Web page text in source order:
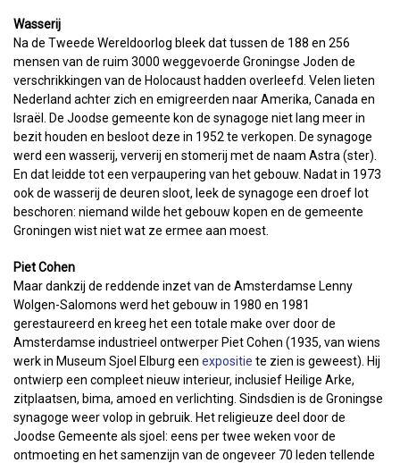
Wasserij
Na de Tweede Wereldoorlog bleek dat tussen de 188 en 256
mensen van de ruim 3000 weggevoerde Groningse Joden de
verschrikkingen van de Holocaust hadden overleefd. Velen lieten
Nederland achter zich en emigreerden naar Amerika, Canada en
Israël. De Joodse gemeente kon de synagoge niet lang meer in
bezit houden en besloot deze in 1952 te verkopen. De synagoge
werd een wasserij, ververij en stomerij met de naam Astra (ster).
En dat leidde tot een verpaupering van het gebouw. Nadat in 1973
ook de wasserij de deuren sloot, leek de synagoge een droef lot
beschoren: niemand wilde het gebouw kopen en de gemeente
Groningen wist niet wat ze ermee aan moest.
Piet Cohen
Maar dankzij de reddende inzet van de Amsterdamse Lenny
Wolgen-Salomons werd het gebouw in 1980 en 1981
gerestaureerd en kreeg het een totale make over door de
Amsterdamse industrieel ontwerper Piet Cohen (1935, van wiens
werk in Museum Sjoel Elburg een expositie te zien is geweest). Hij
ontwierp een compleet nieuw interieur, inclusief Heilige Arke,
zitplaatsen, bima, amoed en verlichting. Sindsdien is de Groningse
synagoge weer volop in gebruik. Het religieuze deel door de
Joodse Gemeente als sjoel: eens per twee weken voor de
ontmoeting en het samenzijn van de ongeveer 70 leden tellende